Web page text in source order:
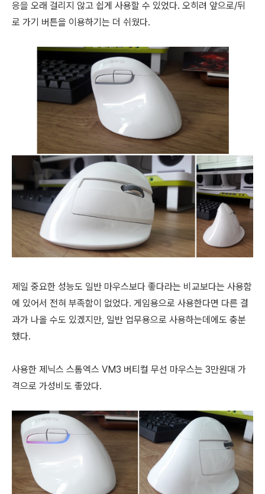
응을 오래 걸리지 않고 쉽게 사용할 수 있었다. 오히려 앞으로/뒤
로 가기 버튼을 이용하기는 더 쉬웠다.
제일 중요한 성능도 일반 마우스보다 좋다라는 비교보다는 사용함
에 있어서 전혀 부족함이 없었다. 게임용으로 사용한다면 다른 결
과가 나올 수도 있겠지만, 일반 업무용으로 사용하는데에도 충분
했다.
사용한 제닉스 스톰엑스 VM3 버티컬 무선 마우스는 3만원대 가
격으로 가성비도 좋았다.